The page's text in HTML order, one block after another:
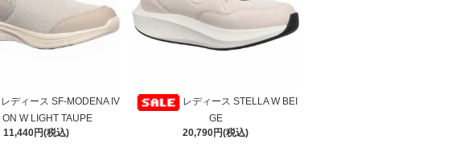
レディース SF-MODENA IV
ON W LIGHT TAUPE
11,440円(税込)
レディース STELLA W BEI
GE
20,790円(税込)